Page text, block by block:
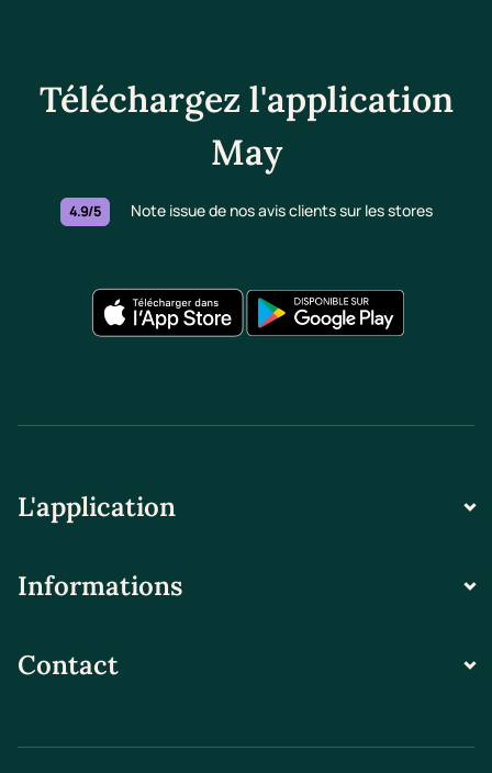
Téléchargez l'application
May
4.9/5 Note issue de nos avis clients sur les stores
L'application
Informations
Contact